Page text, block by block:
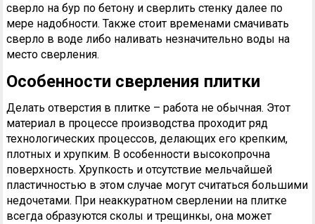
сверло на бур по бетону и сверлить стенку далее по
мере надобности. Также стоит временами смачивать
сверло в воде либо наливать незначительно воды на
место сверления.
Особенности сверления плитки
Делать отверстия в плитке – работа не обычная. Этот
материал в процессе производства проходит ряд
технологических процессов, делающих его крепким,
плотных и хрупким. В особенности высокопрочна
поверхность. Хрупкость и отсутствие мельчайшей
пластичностью в этом случае могут считаться большими
недочетами. При неаккуратном сверлении на плитке
всегда образуются сколы и трещинкы, она может